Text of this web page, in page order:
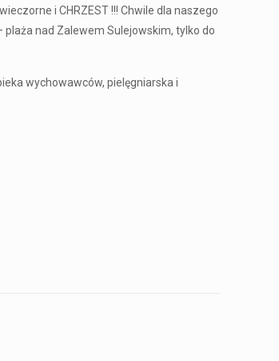
i CHRZEST !!! Chwile dla naszego
plaża nad Zalewem Sulejowskim, tylko do
wychowawców, pielęgniarska i